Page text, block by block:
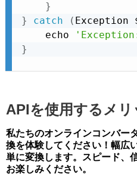
}
}
catch ( Exception
    echo
}
APIを使用するメリ
私たちのオンラインコンバー
換を体験してください！幅広
単に変換します。スピード、
お楽しみください。